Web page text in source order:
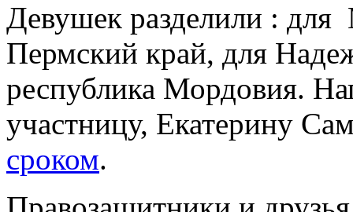
Девушек разделили :
Пермский край, для
республика Мордовия.
участницу, Екатерину
сроком.